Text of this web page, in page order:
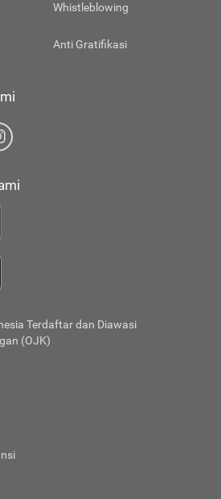
Whistleblowing
Anti Gratifikasi
Terdaftar dan Diawasi
(OJK)